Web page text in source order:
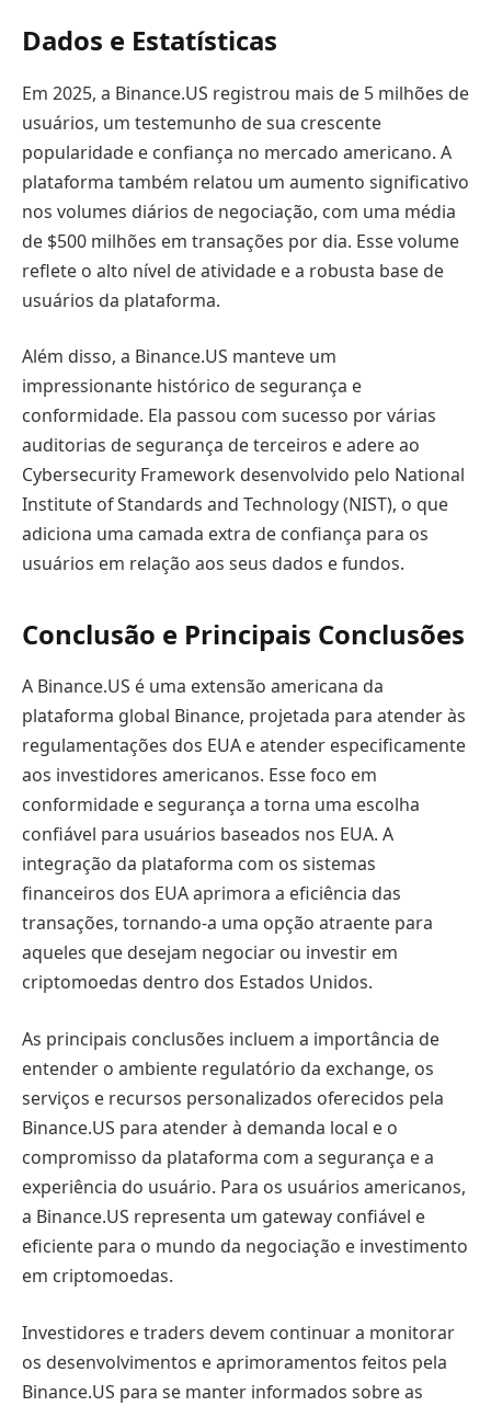
Dados e Estatísticas
Em 2025, a Binance.US registrou mais de 5 milhões de
usuários, um testemunho de sua crescente
popularidade e confiança no mercado americano. A
plataforma também relatou um aumento significativo
nos volumes diários de negociação, com uma média
de $500 milhões em transações por dia. Esse volume
reflete o alto nível de atividade e a robusta base de
usuários da plataforma.
Além disso, a Binance.US manteve um
impressionante histórico de segurança e
conformidade. Ela passou com sucesso por várias
auditorias de segurança de terceiros e adere ao
Cybersecurity Framework desenvolvido pelo National
Institute of Standards and Technology (NIST), o que
adiciona uma camada extra de confiança para os
usuários em relação aos seus dados e fundos.
Conclusão e Principais Conclusões
A Binance.US é uma extensão americana da
plataforma global Binance, projetada para atender às
regulamentações dos EUA e atender especificamente
aos investidores americanos. Esse foco em
conformidade e segurança a torna uma escolha
confiável para usuários baseados nos EUA. A
integração da plataforma com os sistemas
financeiros dos EUA aprimora a eficiência das
transações, tornando-a uma opção atraente para
aqueles que desejam negociar ou investir em
criptomoedas dentro dos Estados Unidos.
As principais conclusões incluem a importância de
entender o ambiente regulatório da exchange, os
serviços e recursos personalizados oferecidos pela
Binance.US para atender à demanda local e o
compromisso da plataforma com a segurança e a
experiência do usuário. Para os usuários americanos,
a Binance.US representa um gateway confiável e
eficiente para o mundo da negociação e investimento
em criptomoedas.
Investidores e traders devem continuar a monitorar
os desenvolvimentos e aprimoramentos feitos pela
Binance.US para se manter informados sobre as